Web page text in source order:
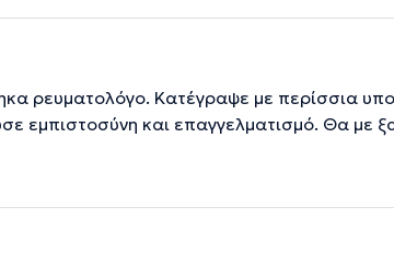
ρευματολόγο. Κατέγραψε με περίσσια
εμπιστοσύνη και επαγγελματισμό. Θα με